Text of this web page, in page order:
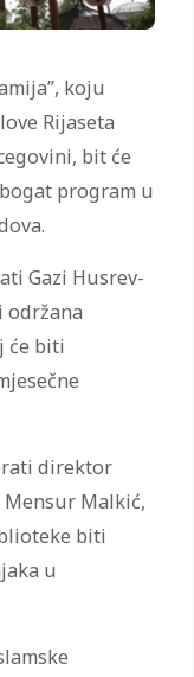
koju
Rijaseta
bit će
program u
Gazi Husrev-
održana
će biti
direktor
Mensur Malkić,
biti
u